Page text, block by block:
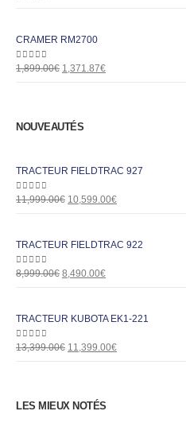
CRAMER RM2700
0out of 5
1,899.00€ 1,371.87€
NOUVEAUTÉS
TRACTEUR FIELDTRAC 927
0out of 5
11,999.00€ 10,599.00€
TRACTEUR FIELDTRAC 922
0out of 5
8,999.00€ 8,490.00€
TRACTEUR KUBOTA EK1-221
0out of 5
13,399.00€ 11,399.00€
LES MIEUX NOTÉS